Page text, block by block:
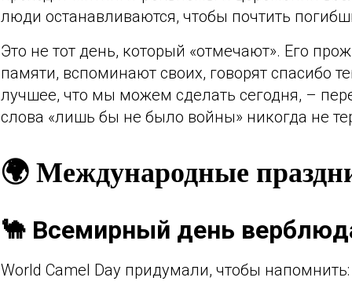
люди останавливаются, чтобы почтить
Это не тот день, который «отмечают». Его
памяти, вспоминают своих, говорят спасибо
лучшее, что мы можем сделать сегодня, –
слова «лишь бы не было войны» никогда не
🌍 Международные
🐪 Всемирный день
World Camel Day придумали, чтобы